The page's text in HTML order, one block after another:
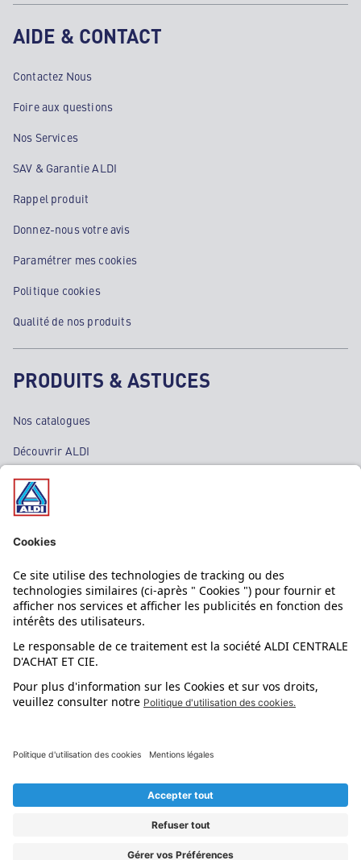
AIDE & CONTACT
Contactez Nous
Foire aux questions
Nos Services
SAV & Garantie ALDI
Rappel produit
Donnez-nous votre avis
Paramétrer mes cookies
Politique cookies
Qualité de nos produits
PRODUITS & ASTUCES
Nos catalogues
Découvrir ALDI
Nos bons plans
Nos rayons
Nos marques
Nos astuces
Évènements
L'application mobile